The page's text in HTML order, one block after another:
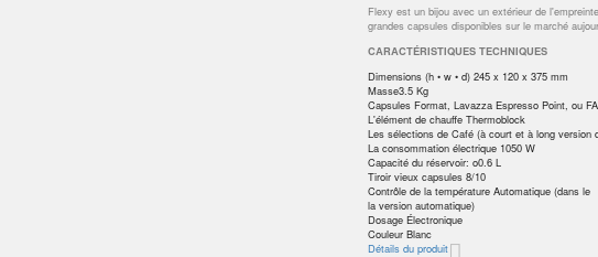
Flexy est un bijou avec un extérieur de
grandes capsules disponibles sur le marché
CARACTÉRISTIQUES TECHNIQUES
Dimensions (h • w • d) 245 x 120 x 375 mm
Masse3.5 Kg
Capsules Format, Lavazza Espresso Point, ou
L'élément de chauffe Thermoblock
Les sélections de Café (à court et à long version
La consommation électrique 1050 W
Capacité du réservoir: o0.6 L
Tiroir vieux capsules 8/10
Contrôle de la température Automatique (dans le
la version automatique)
Dosage Électronique
Couleur Blanc
Détails du produit